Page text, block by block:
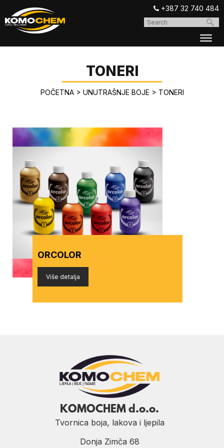
+387 32 740 484
TONERI
POČETNA> UNUTRAŠNJE BOJE > TONERI
ORCOLOR
Više detalja
KOMOCHEM d.o.o.
Tvornica boja, lakova i ljepila
Donja Zimča 68